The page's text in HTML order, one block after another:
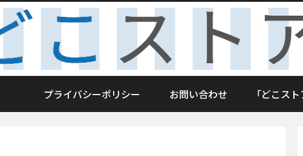
プライバシーポリシー お問い合わせ 「どこス